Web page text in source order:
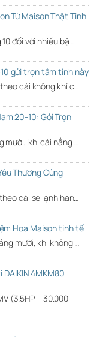
Từ Maison Thật Tinh
đối với nhiều bậ…
gửi trọn tâm tình này
cái không khí c…
20-10: Gói Trọn
mười, khi cái nắng …
Thương Cùng
cái se lạnh han…
Hoa Maison tinh tế
mười, khi không …
4MKM80
(3.5HP – 30.000